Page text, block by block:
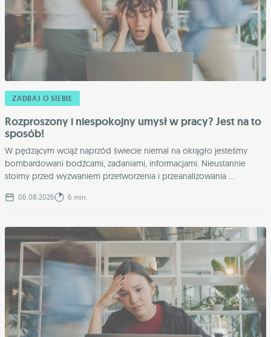
ZADBAJ O SIEBIE
Rozproszony i niespokojny umysł w pracy? Jest na to
sposób!
W pędzącym wciąż naprzód świecie niemal na okrągło jesteśmy
bombardowani bodźcami, zadaniami, informacjami. Nieustannie
stoimy przed wyzwaniem przetworzenia i przeanalizowania ...
06.08.2026 6 min.